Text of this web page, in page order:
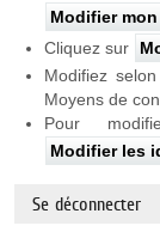
Modifier
Cliquez sur
Modifiez
Moyens de
Pour
Modifier les
Se déconnecter